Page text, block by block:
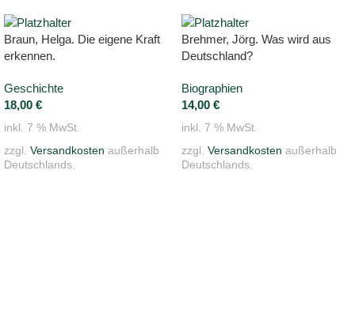
Braun, Helga. Die eigene Kraft
erkennen.
Geschichte
18,00 €
inkl. 7 % MwSt.
zzgl. Versandkosten außerhalb
Deutschlands.
Brehmer, Jörg. Was wird aus
Deutschland?
Biographien
14,00 €
inkl. 7 % MwSt.
zzgl. Versandkosten außerhalb
Deutschlands.